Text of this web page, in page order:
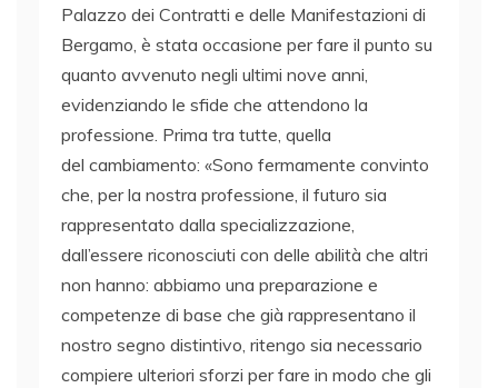
Palazzo dei Contratti e delle Manifestazioni di
Bergamo, è stata occasione per fare il punto su
quanto avvenuto negli ultimi nove anni,
evidenziando le sfide che attendono la
professione. Prima tra tutte, quella
del cambiamento: «Sono fermamente convinto
che, per la nostra professione, il futuro sia
rappresentato dalla specializzazione,
dall’essere riconosciuti con delle abilità che altri
non hanno: abbiamo una preparazione e
competenze di base che già rappresentano il
nostro segno distintivo, ritengo sia necessario
compiere ulteriori sforzi per fare in modo che gli